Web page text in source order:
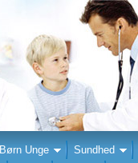
Børn Unge Sundhed